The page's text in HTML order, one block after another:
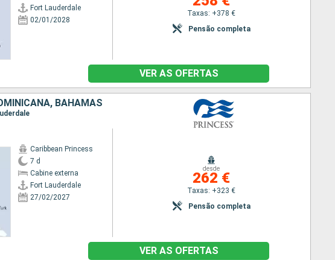
Fort Lauderdale
02/01/2028
Taxas: +378 €
Pensão completa
VER AS OFERTAS
BAHAMAS
Caribbean Princess
7 d
Cabine externa
Fort Lauderdale
27/02/2027
desde
262 €
Taxas: +323 €
Pensão completa
VER AS OFERTAS